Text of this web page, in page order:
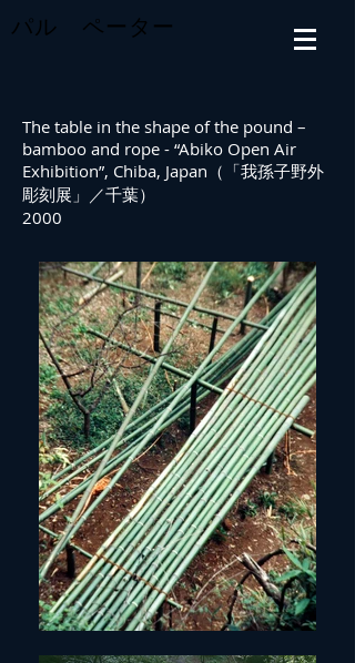
パル ペーター
The table in the shape of the pound –
bamboo and rope - “Abiko Open Air
Exhibition”, Chiba, Japan（「我孫子野外
彫刻展」／千葉）
2000